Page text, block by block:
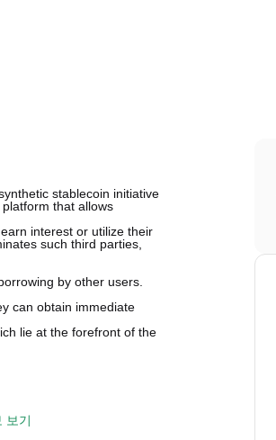
stablecoin initiative
that allows
interest or utilize their
such third parties,
by other users.
can obtain immediate
lie at the forefront of the
보기